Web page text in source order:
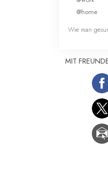
@home
Wie man
MIT